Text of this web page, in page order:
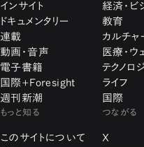
インサイト
ドキュメンタリー
連載
動画・音声
電子書籍
国際+Foresight
週刊新潮
経済・ビ
教育
カルチャ
医療・ウ
テクノロ
ライフ
国際
もっと知る
このサイトについて
つながる
X